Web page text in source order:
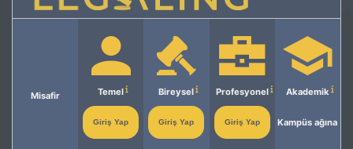
Misafir Temel
Giriş Yap
Bireysel
Giriş Yap
Profesyonel
Giriş Yap
Akademik
Kampüs ağına